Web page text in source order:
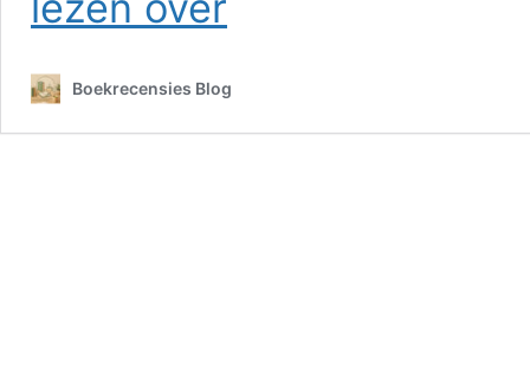
keuken
Boekrecensies Blog